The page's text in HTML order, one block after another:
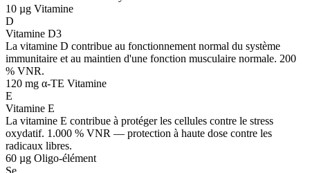
10 µg Vitamine
D
Vitamine D3
La vitamine D contribue au fonctionnement normal du système
immunitaire et au maintien d'une fonction musculaire normale. 200
% VNR.
120 mg α-TE Vitamine
E
Vitamine E
La vitamine E contribue à protéger les cellules contre le stress
oxydatif. 1.000 % VNR — protection à haute dose contre les
radicaux libres.
60 µg Oligo-élément
Se